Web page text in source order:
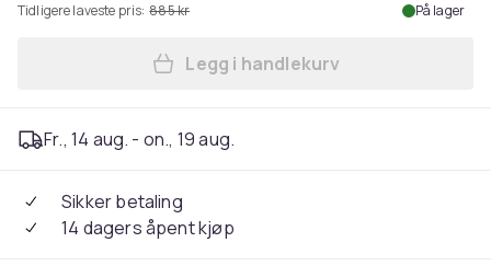
Tidligere laveste pris: 885 kr På lager
Legg Gulvlampe Tray LED
Legg i handlekurv
Fr., 14 aug. - on., 19 aug.
Sikker betaling
14 dagers åpent kjøp